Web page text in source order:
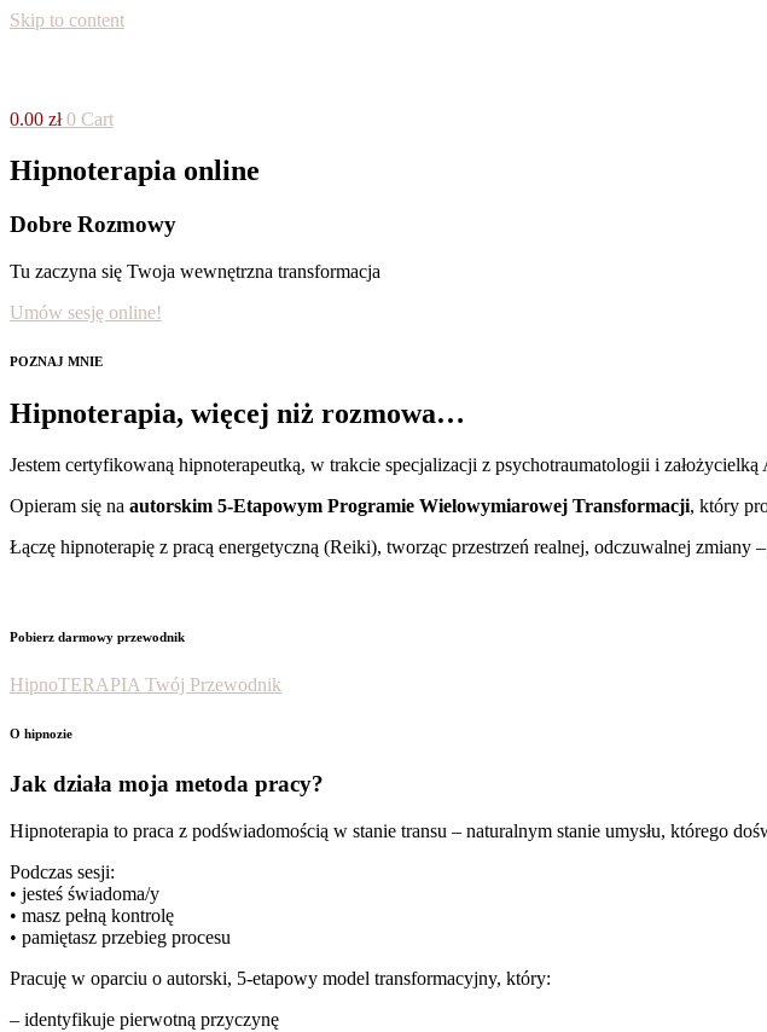
Skip to content
0.00 zł 0 Cart
Hipnoterapia online
Dobre Rozmowy
Tu zaczyna się Twoja wewnętrzna transformacja
Umów sesję online!
POZNAJ MNIE
Hipnoterapia, więcej niż rozmowa…
Jestem certyfikowaną hipnoterapeutką, w trakcie specjalizacji z psychotraumatologii i
Opieram się na autorskim 5-Etapowym Programie Wielowymiarowej Transformacji, który
Łączę hipnoterapię z pracą energetyczną (Reiki), tworząc przestrzeń realnej, odczuwalnej
Pobierz darmowy przewodnik
HipnoTERAPIA Twój Przewodnik
O hipnozie
Jak działa moja metoda pracy?
Hipnoterapia to praca z podświadomością w stanie transu – naturalnym stanie umysłu, którego
Podczas sesji:
• jesteś świadoma/y
• masz pełną kontrolę
• pamiętasz przebieg procesu
Pracuję w oparciu o autorski, 5-etapowy model transformacyjny, który:
– identyfikuje pierwotną przyczynę